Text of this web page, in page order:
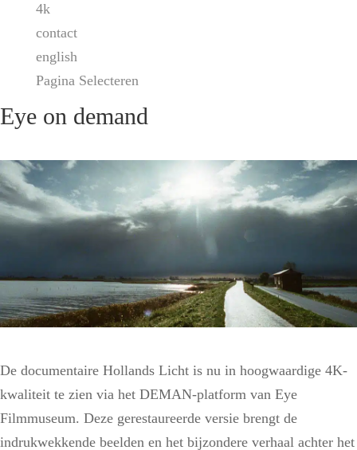
4k
contact
english
Pagina Selecteren
Eye on demand
De documentaire Hollands Licht is nu in hoogwaardige 4K-
kwaliteit te zien via het DEMAN-platform van Eye
Filmmuseum. Deze gerestaureerde versie brengt de
indrukwekkende beelden en het bijzondere verhaal achter het